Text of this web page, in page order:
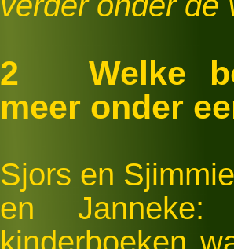
2 Welke
meer onder
Sjors en
en
kinderboeken